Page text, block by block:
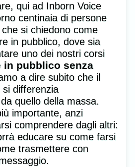
qui ad Inborn Voice
centinaia di persone
si chiedono come
in pubblico, dove sia
uno dei nostri corsi
in pubblico senza
a dire subito che il
differenzia
quello della massa.
importante, anzi
comprendere dagli altri:
educare su come farsi
trasmettere con